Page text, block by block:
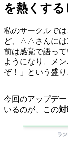
を熱くす
私のサークルで
ど、△△さんには
前は感覚で語っ
ようになり、メ
ぞ！」という盛り
今回のアップデ
いるのが、この対